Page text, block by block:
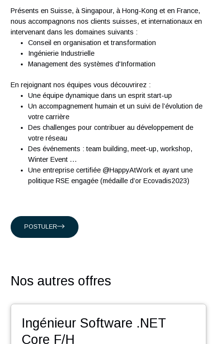
À propos d'Antaes
Créée en 2007, Antaes est une société suisse de conseil
sociétés de conseil en Suisse. Nous comptons plus de 300
ingénieurs expérimentés qui partagent notre passion.
Présents en Suisse, à Singapour, à Hong-Kong et en
nous accompagnons nos clients suisses, et internationaux
intervenant dans les domaines suivants :
Conseil en organisation et transformation
Ingénierie Industrielle
Management des systèmes d'Information
Une équipe dynamique dans un esprit start-up
Un accompagnement humain et un suivi de l’évolution
Des événements : team building, meet-up, workshop,
Une entreprise certifiée @HappyAtWork et ayant une